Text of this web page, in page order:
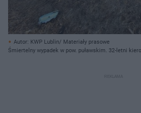
Autor: KWP Lublin/ Materiały prasowe
Śmiertelny wypadek w pow. puławskim. 32-letni